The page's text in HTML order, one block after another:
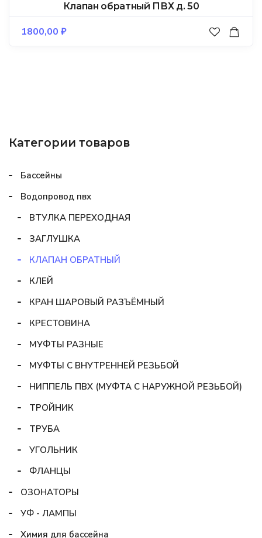
Клапан обратный ПВХ д. 50
1800,00 ₽
Категории товаров
Бассейны
Водопровод пвх
ВТУЛКА ПЕРЕХОДНАЯ
ЗАГЛУШКА
КЛАПАН ОБРАТНЫЙ
КЛЕЙ
КРАН ШАРОВЫЙ РАЗЪЁМНЫЙ
КРЕСТОВИНА
МУФТЫ РАЗНЫЕ
МУФТЫ С ВНУТРЕННЕЙ РЕЗЬБОЙ
НИППЕЛЬ ПВХ (МУФТА С НАРУЖНОЙ РЕЗЬБОЙ)
ТРОЙНИК
ТРУБА
УГОЛЬНИК
ФЛАНЦЫ
ОЗОНАТОРЫ
УФ - ЛАМПЫ
Химия для бассейна